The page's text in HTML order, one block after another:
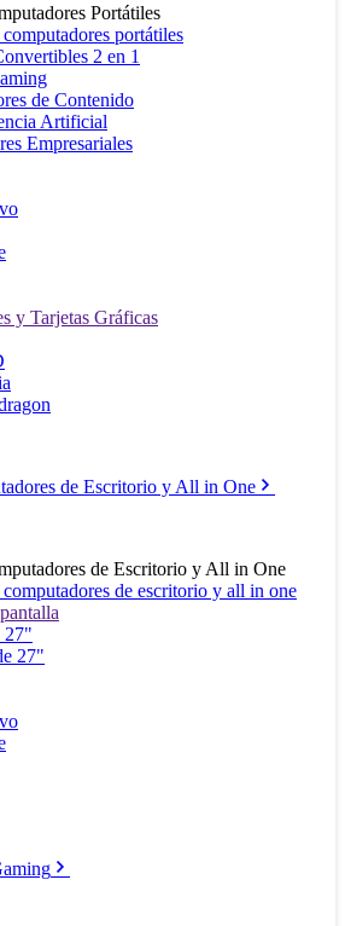
Portátiles
portátiles
2 en 1
de Contenido
Artificial
Empresariales
y Tarjetas Gráficas
de Escritorio y All in One
de Escritorio y All in One
de escritorio y all in one
27"
27"